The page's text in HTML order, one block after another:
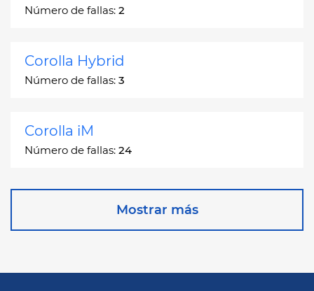
Número de fallas: 2
Corolla Hybrid
Número de fallas: 3
Corolla iM
Número de fallas: 24
Corona Station Wagon
Mostrar más